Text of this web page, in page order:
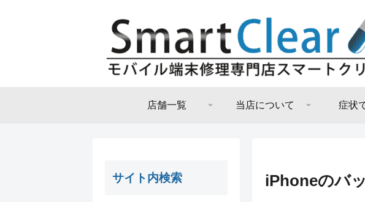
店舗一覧 当店について 症状
iPhoneのバ
サイト内検索